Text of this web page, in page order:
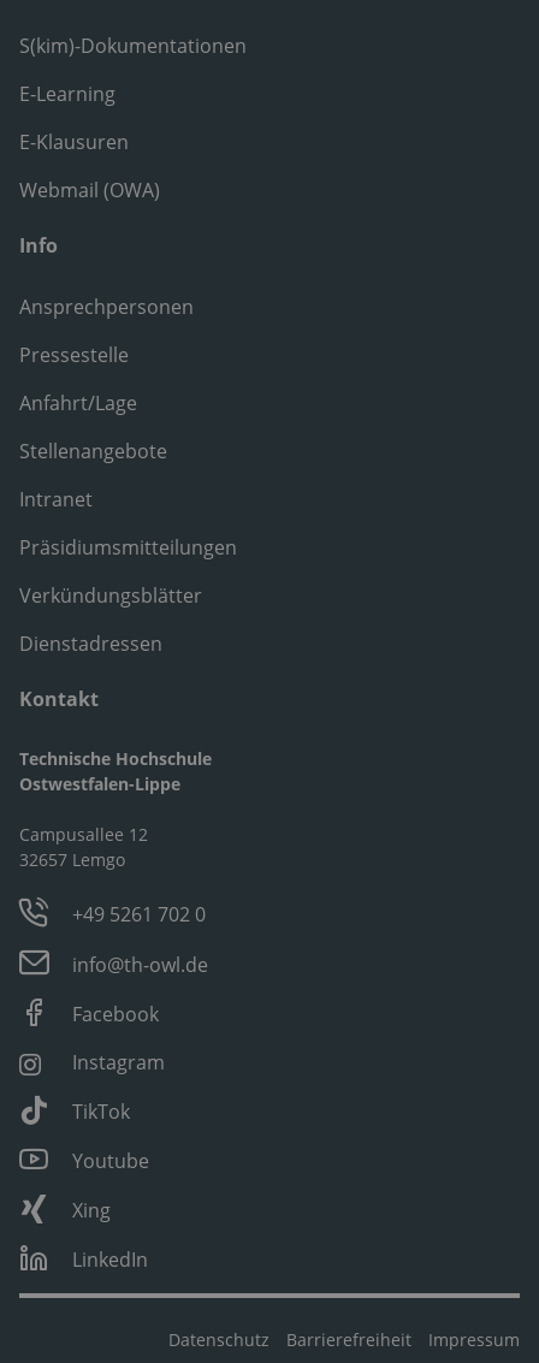
S(kim)-Dokumentationen
E-Learning
E-Klausuren
Webmail (OWA)
Info
Ansprechpersonen
Pressestelle
Anfahrt/Lage
Stellenangebote
Intranet
Präsidiumsmitteilungen
Verkündungsblätter
Dienstadressen
Kontakt
Technische Hochschule
Ostwestfalen-Lippe
Campusallee 12
32657 Lemgo
+49 5261 702 0
info@th-owl.de
Facebook
Instagram
TikTok
Youtube
Xing
LinkedIn
Datenschutz Barrierefreiheit Impressum